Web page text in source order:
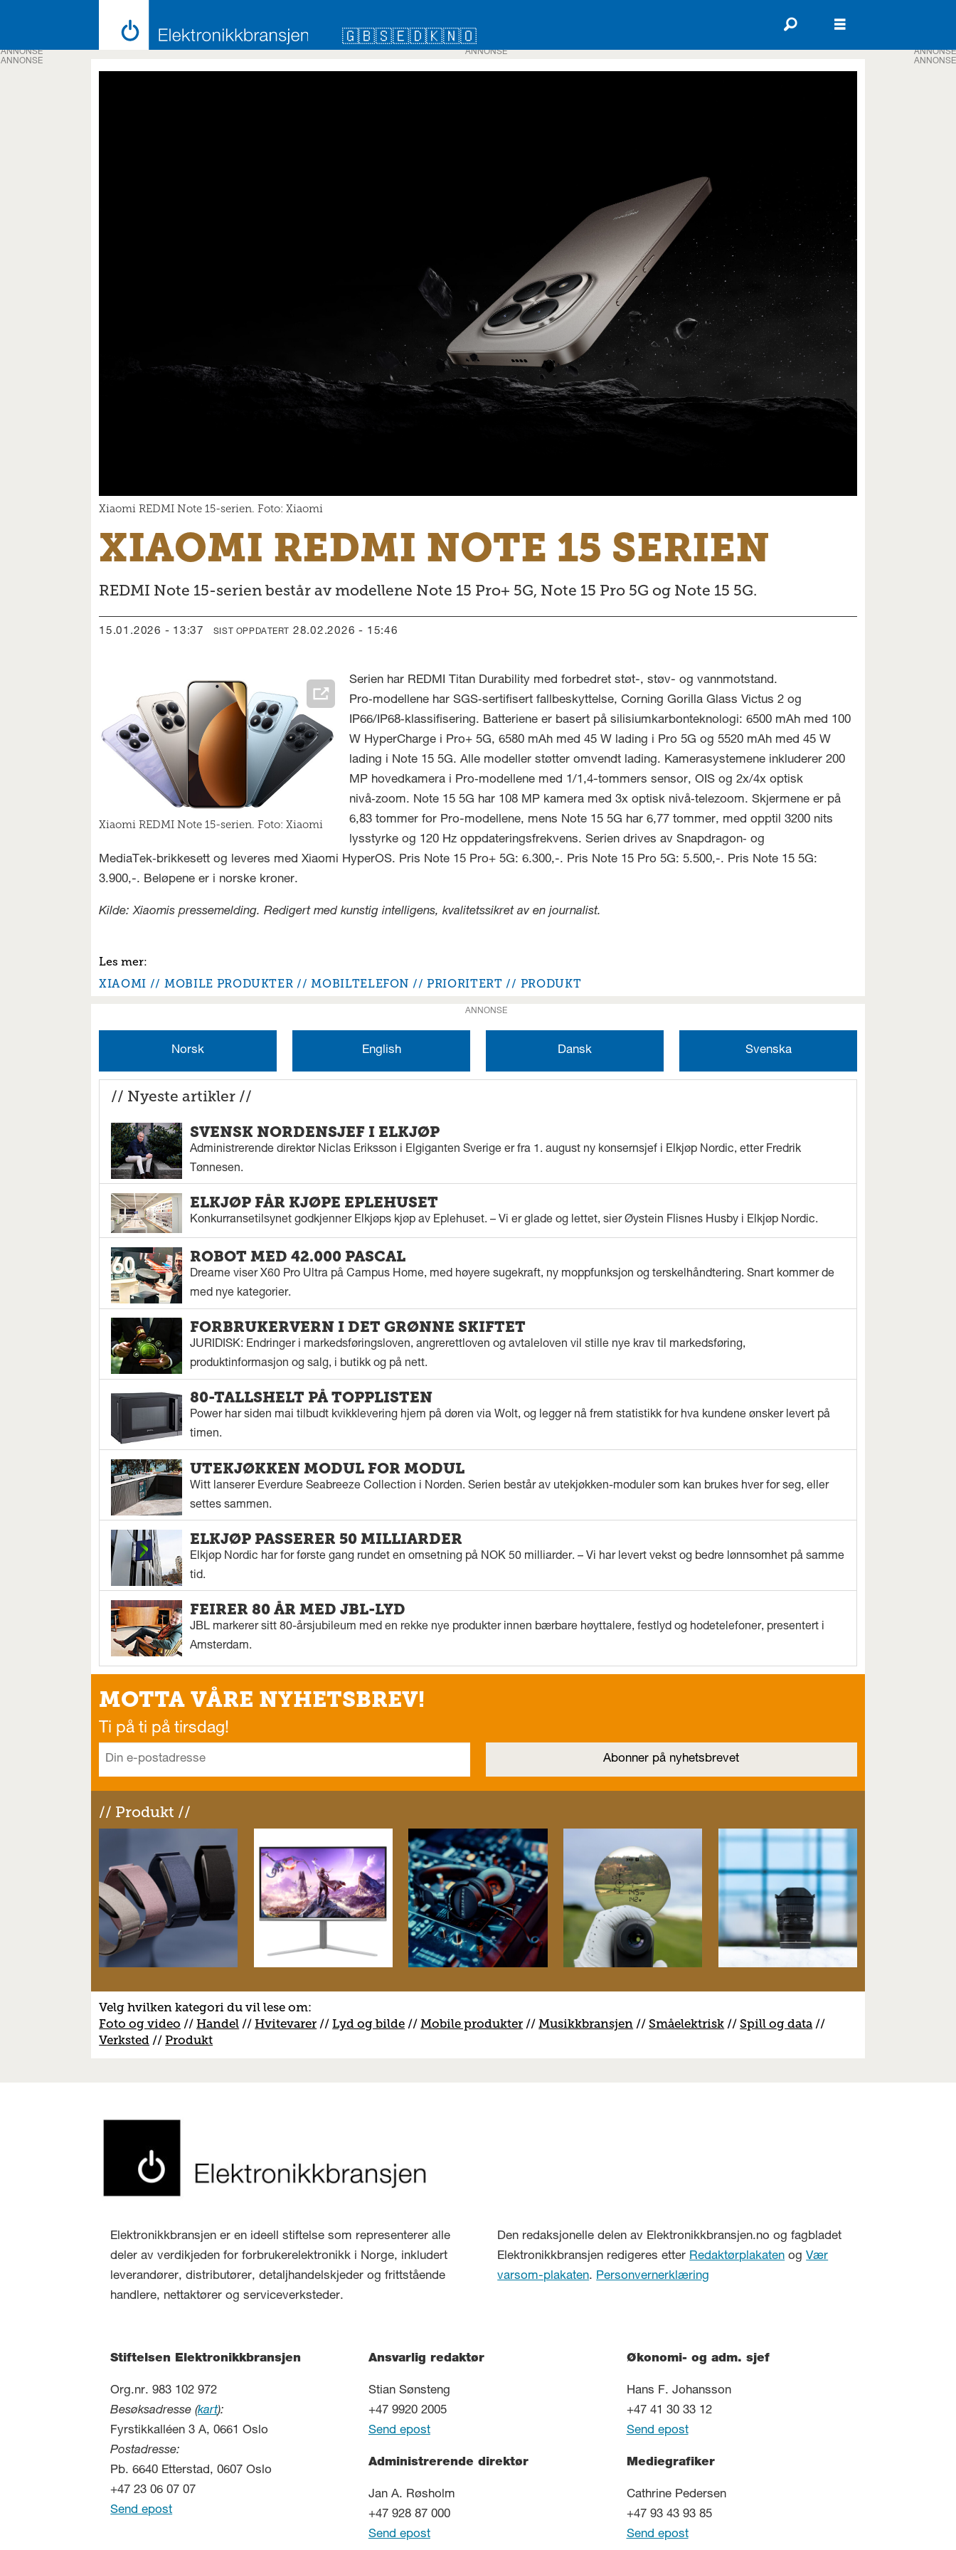
🇬🇧🇸🇪🇩🇰🇳🇴
ANNONSE
Xiaomi REDMI Note 15-serien. Foto: Xiaomi
XIAOMI REDMI NOTE 15 SERIEN
REDMI Note 15-serien består av modellene Note 15 Pro+ 5G, Note 15 Pro 5G og Note 15 5G.
15.01.2026 - 13:37 SIST OPPDATERT 28.02.2026 - 15:46
Xiaomi REDMI Note 15-serien. Foto: Xiaomi
Serien har REDMI Titan Durability med forbedret støt-, støv- og vannmotstand.
Pro‑modellene har SGS‑sertifisert fallbeskyttelse, Corning Gorilla Glass Victus 2 og
IP66/IP68‑klassifisering. Batteriene er basert på silisiumkarbonteknologi: 6500 mAh med 100
W HyperCharge i Pro+ 5G, 6580 mAh med 45 W lading i Pro 5G og 5520 mAh med 45 W
lading i Note 15 5G. Alle modeller støtter omvendt lading. Kamerasystemene inkluderer 200
MP hovedkamera i Pro‑modellene med 1/1,4-tommers sensor, OIS og 2x/4x optisk
nivå‑zoom. Note 15 5G har 108 MP kamera med 3x optisk nivå‑telezoom. Skjermene er på
6,83 tommer for Pro-modellene, mens Note 15 5G har 6,77 tommer, med opptil 3200 nits
lysstyrke og 120 Hz oppdateringsfrekvens. Serien drives av Snapdragon‑ og
MediaTek‑brikkesett og leveres med Xiaomi HyperOS. Pris Note 15 Pro+ 5G: 6.300,-. Pris Note 15 Pro 5G: 5.500,-. Pris Note 15 5G:
3.900,-. Beløpene er i norske kroner.
Kilde: Xiaomis pressemelding. Redigert med kunstig intelligens, kvalitetssikret av en journalist.
XIAOMI MOBILE PRODUKTER MOBILTELEFON PRIORITERT PRODUKT
ANNONSE
Norsk English Dansk Svenska
// Nyeste artikler //
SVENSK NORDENSJEF I ELKJØP
Administrerende direktør Niclas Eriksson i Elgiganten Sverige er fra 1. august ny konsernsjef i Elkjøp Nordic, etter Fredrik
Tønnesen.
ELKJØP FÅR KJØPE EPLEHUSET
Konkurransetilsynet godkjenner Elkjøps kjøp av Eplehuset. – Vi er glade og lettet, sier Øystein Flisnes Husby i Elkjøp Nordic.
ROBOT MED 42.000 PASCAL
Dreame viser X60 Pro Ultra på Campus Home, med høyere sugekraft, ny moppfunksjon og terskelhåndtering. Snart kommer de
med nye kategorier.
FORBRUKERVERN I DET GRØNNE SKIFTET
JURIDISK: Endringer i markedsføringsloven, angrerettloven og avtaleloven vil stille nye krav til markedsføring,
produktinformasjon og salg, i butikk og på nett.
80-TALLSHELT PÅ TOPPLISTEN
Power har siden mai tilbudt kvikklevering hjem på døren via Wolt, og legger nå frem statistikk for hva kundene ønsker levert på
timen.
UTEKJØKKEN MODUL FOR MODUL
Witt lanserer Everdure Seabreeze Collection i Norden. Serien består av utekjøkken-moduler som kan brukes hver for seg, eller
settes sammen.
ELKJØP PASSERER 50 MILLIARDER
Elkjøp Nordic har for første gang rundet en omsetning på NOK 50 milliarder. – Vi har levert vekst og bedre lønnsomhet på samme
tid.
FEIRER 80 ÅR MED JBL-LYD
JBL markerer sitt 80-årsjubileum med en rekke nye produkter innen bærbare høyttalere, festlyd og hodetelefoner, presentert i
Amsterdam.
MOTTA VÅRE NYHETSBREV!
Ti på ti på tirsdag!
// Produkt //
Velg hvilken kategori du vil lese om:
Foto og video //Handel //Hvitevarer // Lyd og bilde //Mobile produkter //Musikkbransjen // Småelektrisk // Spill og data //
Verksted //Produkt
ANNONSE
ANNONSE
ANNONSE
ANNONSE
Elektronikkbransjen er en ideell stiftelse som representerer alle
deler av verdikjeden for forbrukerelektronikk i Norge, inkludert
leverandører, distributører, detaljhandelskjeder og frittstående
handlere, nettaktører og serviceverksteder.
Den redaksjonelle delen av Elektronikkbransjen.no og fagbladet
Elektronikkbransjen redigeres etter Redaktørplakaten ogVær
varsom-plakaten. Personvernerklæring
Stiftelsen Elektronikkbransjen
Org.nr. 983 102 972
Besøksadresse (kart):
Fyrstikkalléen 3 A, 0661 Oslo
Postadresse:
Pb. 6640 Etterstad, 0607 Oslo
+47 23 06 07 07
Send epost
Ansvarlig redaktør
Stian Sønsteng
+47 9920 2005
Send epost
Administrerende direktør
Jan A. Røsholm
+47 928 87 000
Send epost
Økonomi- og adm. sjef
Hans F. Johansson
+47 41 30 33 12
Send epost
Mediegrafiker
Cathrine Pedersen
+47 93 43 93 85
Send epost